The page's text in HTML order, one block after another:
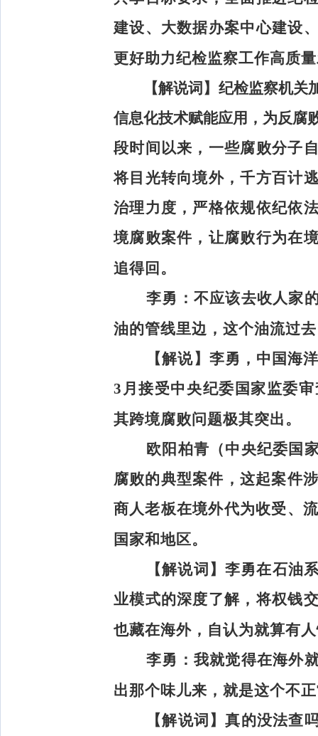
建设、大数据办案中心建设
更好助力纪检监察工作高质
【解说词】 纪检监察机关
信息化技术赋能应用，为反腐
段时间以来，一些腐败分子
将目光转向境外，千方百计
治理力度，严格依规依纪依
境腐败案件，让腐败行为在
追得回。
李勇： 不应该去收人家
油的管线里边，这个油流过
【解说】 李勇，中国海
3月接受中央纪委国家监委
其跨境腐败问题极其突出。
欧阳柏青（中央纪委国
腐败的典型案件，这起案件
商人老板在境外代为收受、
国家和地区。
【解说词】李勇在石油
业模式的深度了解，将权钱
也藏在海外，自认为就算有
李勇： 我就觉得在海外
出那个味儿来，就是这个不
【解说词】真的没法查